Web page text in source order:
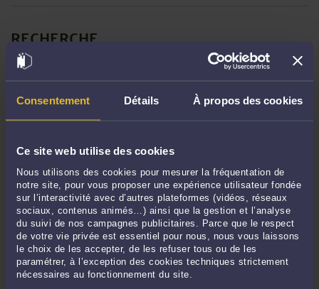
Consentement Détails À propos des cookies
Ce site web utilise des cookies
Nous utilisons des cookies pour mesurer la fréquentation de
notre site, pour vous proposer une expérience utilisateur fondée
sur l’interactivité avec d’autres plateformes (vidéos, réseaux
sociaux, contenus animés…) ainsi que la gestion et l’analyse
du suivi de nos campagnes publicitaires. Parce que le respect
de votre vie privée est essentiel pour nous, nous vous laissons
le choix de les accepter, de les refuser tous ou de les
paramétrer, à l’exception des cookies techniques strictement
nécessaires au fonctionnement du site.
RECHERCHE
ARCHIVES
Août 2026
Juillet 2026
Juin 2026